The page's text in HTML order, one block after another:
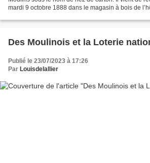
mardi 9 octobre 1888 dans le magasin à bois de
Des Moulinois et la Loterie
Publié le 23/07/2023 à 17:26
Par Louisdelallier